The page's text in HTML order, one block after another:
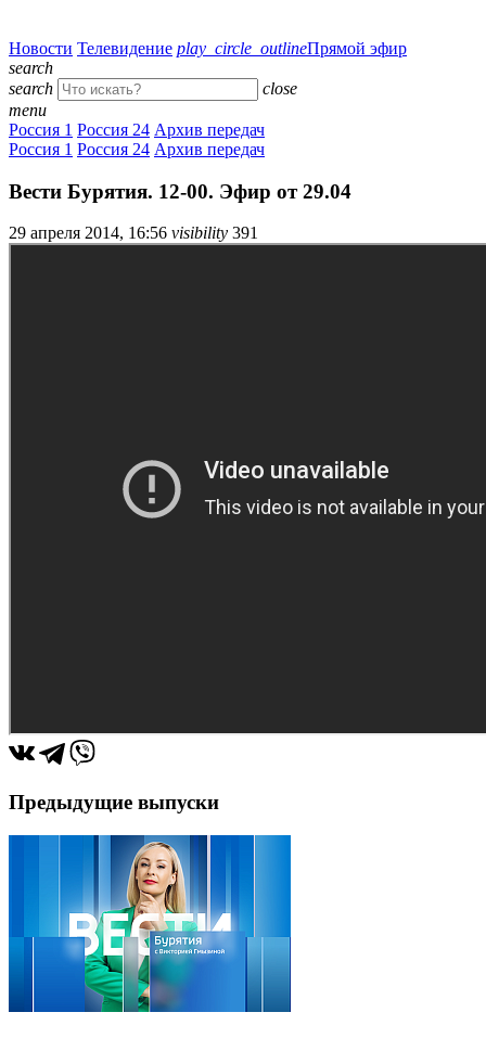
Новости Телевидение play_circle_outlineПрямой эфир
search
search
close
menu
Россия 1 Россия 24 Архив передач
Россия 1 Россия 24 Архив передач
Вести Бурятия. 12-00. Эфир от 29.04
29 апреля 2014, 16:56 visibility 391
Предыдущие выпуски